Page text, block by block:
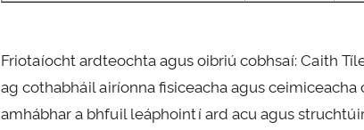
Friotaíocht ardteochta agus oibriú cobhsaí: Caith
ag cothabháil airíonna fisiceacha agus
amhábhar a bhfuil leáphointí ard acu agus